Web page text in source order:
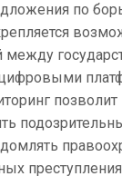
по
позволит